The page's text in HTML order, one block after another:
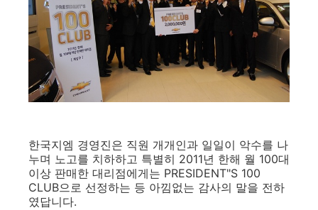
한국지엠 경영진은 직원 개개인과 일일이 악수를 나
누며 노고를 치하하고 특별히 2011년 한해 월 100대
이상 판매한 대리점에게는 PRESIDENT"S 100
CLUB으로 선정하는 등 아낌없는 감사의 말을 전하
였답니다.